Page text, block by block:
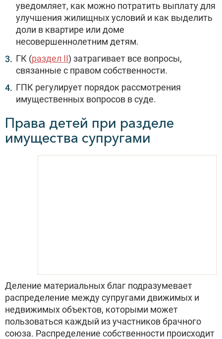
уведомляет, как можно потратить выплату для
улучшения жилищных условий и как выделить
доли в квартире или доме
несовершеннолетним детям.
ГК (раздел II) затрагивает все вопросы,
связанные с правом собственности.
ГПК регулирует порядок рассмотрения
имущественных вопросов в суде.
Права детей при разделе
имущества супругами
Деление материальных благ подразумевает
распределение между супругами движимых и
недвижимых объектов, которыми может
пользоваться каждый из участников брачного
союза. Распределение собственности происходит